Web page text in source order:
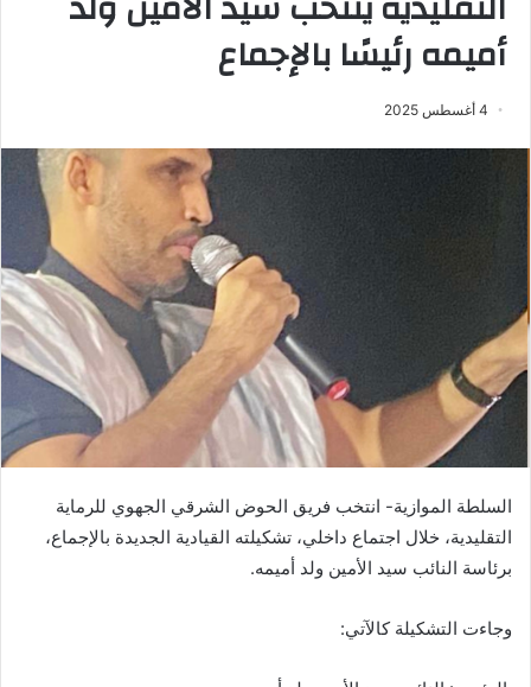
أميمه رئيسًا بالإجماع
4 أغسطس 2025
السلطة الموازية- انتخب فريق الحوض الشرقي الجهوي للرماية
التقليدية، خلال اجتماع داخلي، تشكيلته القيادية الجديدة بالإجماع،
برئاسة النائب سيد الأمين ولد أميمه.
وجاءت التشكيلة كالآتي: